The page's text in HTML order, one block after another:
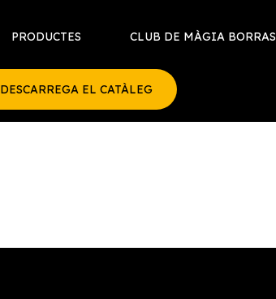
PRODUCTES CLUB DE MÀGIA BORRAS
DESCARREGA EL CATÀLEG